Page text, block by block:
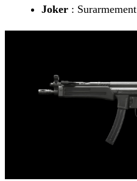
Joker : Surarmement